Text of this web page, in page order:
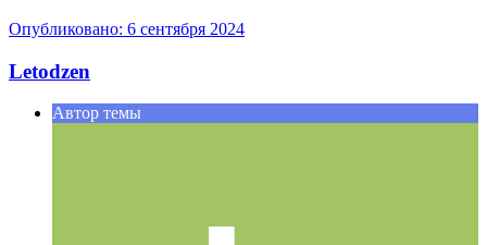
Опубликовано: 6 сентября 2024
Letodzen
Автор темы